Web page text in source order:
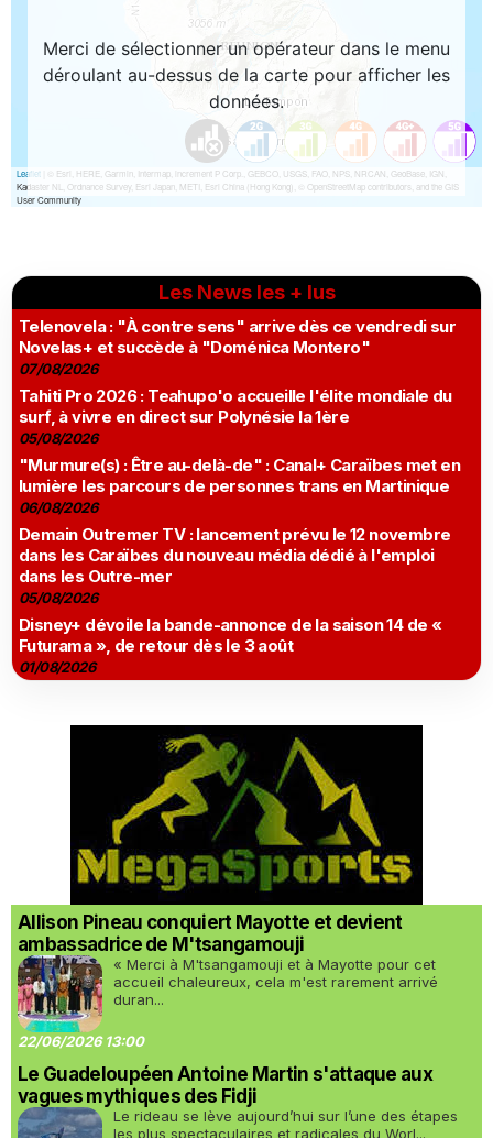
Les News les + lus
Telenovela : "À contre sens" arrive dès ce vendredi sur
Novelas+ et succède à "Doménica Montero"
07/08/2026
Tahiti Pro 2026 : Teahupo'o accueille l'élite mondiale du
surf, à vivre en direct sur Polynésie la 1ère
05/08/2026
"Murmure(s) : Être au-delà-de" : Canal+ Caraïbes met en
lumière les parcours de personnes trans en Martinique
06/08/2026
Demain Outremer TV : lancement prévu le 12 novembre
dans les Caraïbes du nouveau média dédié à l'emploi
dans les Outre-mer
05/08/2026
Disney+ dévoile la bande-annonce de la saison 14 de «
Futurama », de retour dès le 3 août
01/08/2026
Allison Pineau conquiert Mayotte et devient
ambassadrice de M'tsangamouji
« Merci à M'tsangamouji et à Mayotte pour cet
accueil chaleureux, cela m'est rarement arrivé
duran...
22/06/2026 13:00
Le Guadeloupéen Antoine Martin s'attaque aux
vagues mythiques des Fidji
Le rideau se lève aujourd’hui sur l’une des étapes
les plus spectaculaires et radicales du Worl...